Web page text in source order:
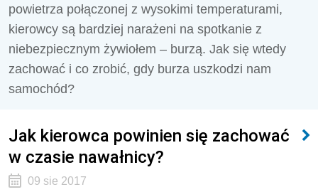
powietrza połączonej z wysokimi temperaturami,
kierowcy są bardziej narażeni na spotkanie z
niebezpiecznym żywiołem – burzą. Jak się wtedy
zachować i co zrobić, gdy burza uszkodzi nam
samochód?
Jak kierowca powinien się zachować
w czasie nawałnicy?
09 sie 2017